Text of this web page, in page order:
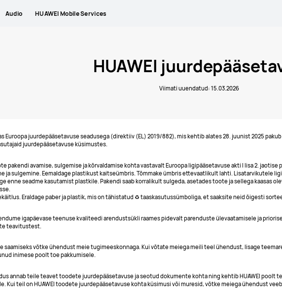
Audio HUAWEI Mobile Services
HUAWEI
Viimati uuendatud: 15.03.2026
Euroopa juurdepääsetavuse seadusega (direktiiv (EL) 2019/882), mis kehtib alates 28. juunist 2025
juurdepääsetavuse küsimustes.
pakendi avamise, sulgemise ja kõrvaldamise kohta vastavalt Euroopa ligipääsetavuse akti I lisa 2. jaotise
ja sulgemine. Eemaldage plastikust kaitseümbris. Tõmmake ümbris ettevaatlikult lahti. Lisatarvikutele
enne seadme kasutamist plastkile. Pakendi saab korralikult sulgeda, asetades toote ja sellega kaasas
Eraldage paber ja plastik, mis on tähistatud ♻️ taaskasutussümboliga, et saaksite neid õigesti
igapäevase teenuse kvaliteedi arendustsükli raames pidevalt parenduste ülevaatamisele ja
teavitustest.
saamiseks võtke ühendust meie tugimeeskonnaga. Kui võtate meiega meili teel ühendust, lisage
inimese poolt toe pakkumisele.
annab teile teavet toodete juurdepääsetavuse ja seotud dokumente kohta ning kehtib HUAWEI poolt
Kui teil on HUAWEI toodete juurdepääsetavuse kohta küsimusi või muresid, võtke meiega ühendust